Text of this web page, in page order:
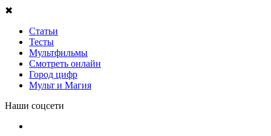
✖
Статьи
Тесты
Мультфильмы
Смотреть онлайн
Город цифр
Мульт и Магия
Наши соцсети